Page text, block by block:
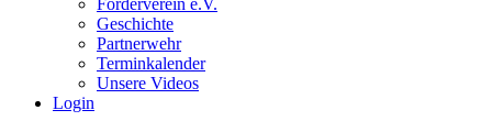
Förderverein e.V.
Geschichte
Partnerwehr
Terminkalender
Unsere Videos
Login